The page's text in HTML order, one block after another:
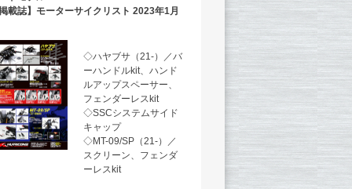
載誌】モーターサイクリスト 2023年1月
◇ハヤブサ（21-）／バ
ーハンドルkit、ハンド
ルアップスペーサー、
フェンダーレスkit
◇SSCシステムサイド
キャップ
◇MT-09/SP（21-）／
スクリーン、フェンダ
ーレスkit